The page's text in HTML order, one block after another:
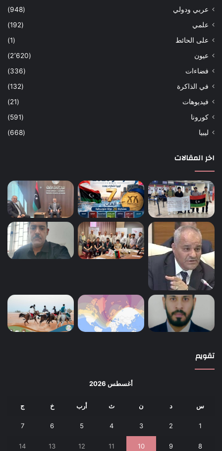
عربي ودولي
(948)
علمي
(192)
على الحائط
(1)
عيون
(2٬620)
فضاءات
(336)
في الذاكرة
(132)
فيديوهات
(21)
كورونا
(591)
ليبيا
(668)
اخر المقالات
تقويم
أغسطس 2026
س د ن ث أرب خ ج
1
2
3
4
5
6
7
8
9
10
11
12
13
14